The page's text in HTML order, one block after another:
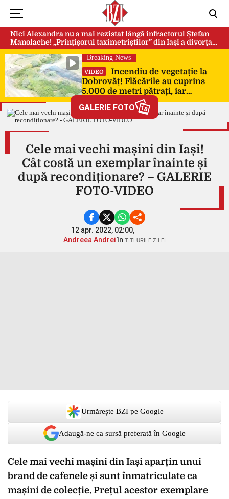
Nici Alexandra nu a mai rezistat lângă infractorul Ștefan
Manolache! „Prințișorul taximetriștilor” din Iași a divorţat
după doi ani de căsnicie
Breaking News
VIDEO
Incendiu de vegetație la
Dobrovăț! Flăcările au cuprins
5.000 de metri pătrați, iar
pompierii au intervenit de urgență
GALERIE FOTO 18
Cele mai vechi mașini din Iași!
Cât costă un exemplar înainte și
după recondiționare? – GALERIE
FOTO-VIDEO
12 apr. 2022, 02:00,
Andreea Andreiîn TITLURILE ZILEI
Urmărește BZI pe Google
Adaugă-ne ca sursă preferată în Google
Cele mai vechi mașini din Iași aparțin unui
brand de cafenele și sunt înmatriculate ca
mașini de colecție. Prețul acestor exemplare